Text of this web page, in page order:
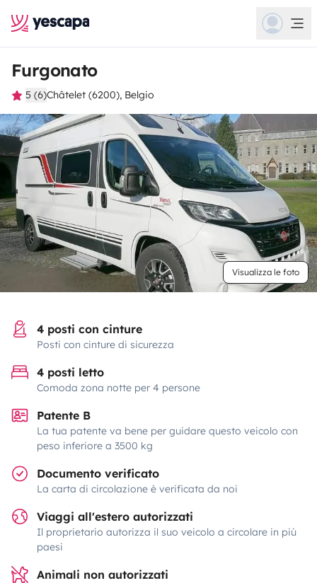
Furgonato
5 (6)Châtelet (6200), Belgio
Visualizza le foto
4 posti con cinture
Posti con cinture di sicurezza
4 posti letto
Comoda zona notte per 4 persone
Patente B
La tua patente va bene per guidare questo veicolo con
peso inferiore a 3500 kg
Documento verificato
La carta di circolazione è verificata da noi
Viaggi all'estero autorizzati
Il proprietario autorizza il suo veicolo a circolare in più
paesi
Animali non autorizzati